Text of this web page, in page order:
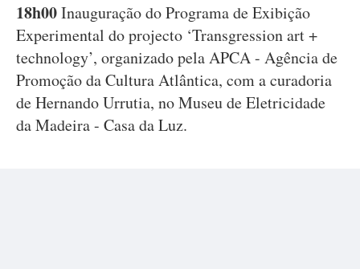
18h00Inauguração do Programa de Exibição
Experimental do projecto ‘Transgression art +
technology’, organizado pela APCA - Agência de
Promoção da Cultura Atlântica, com a curadoria
de Hernando Urrutia, no Museu de Eletricidade
da Madeira - Casa da Luz.